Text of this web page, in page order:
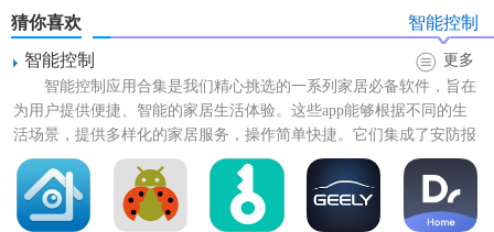
【乐比邻官方下载特色】
猜你喜欢
智能控制
智能控制
更多
智能控制应用合集是我们精心挑选的一系列家居必备软件，旨在
为用户提供便捷、智能的家居生活体验。这些app能够根据不同的生
活场景，提供多样化的家居服务，操作简单快捷。它们集成了安防报
警、视频监控、指纹门锁...